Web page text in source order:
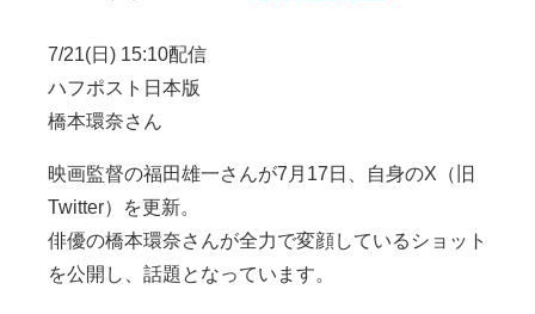
7/21(日) 15:10配信
ハフポスト日本版
橋本環奈さん
映画監督の福田雄一さんが7月17日、自身のX（旧
Twitter）を更新。
俳優の橋本環奈さんが全力で変顔しているショット
を公開し、話題となっています。